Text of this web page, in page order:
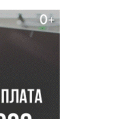
таксистов без